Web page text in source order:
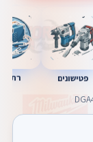
פטישונים